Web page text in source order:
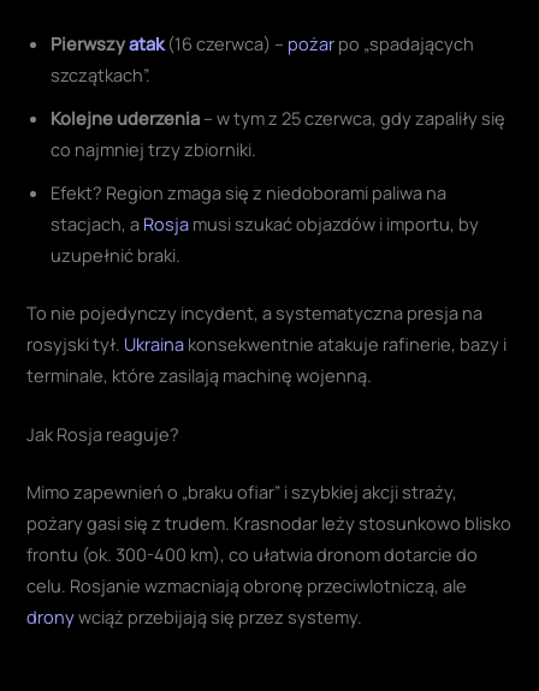
Pierwszyatak(16 czerwca) – pożar po „spadających
szczątkach”.
Kolejne uderzenia – w tym z 25 czerwca, gdy zapaliły się
co najmniej trzy zbiorniki.
Efekt? Region zmaga się z niedoborami paliwa na
stacjach, a Rosja musi szukać objazdów i importu, by
uzupełnić braki.
To nie pojedynczy incydent, a systematyczna presja na
rosyjski tył. Ukraina konsekwentnie atakuje rafinerie, bazy i
terminale, które zasilają machinę wojenną.
Jak Rosja reaguje?
Mimo zapewnień o „braku ofiar” i szybkiej akcji straży,
pożary gasi się z trudem. Krasnodar leży stosunkowo blisko
frontu (ok. 300-400 km), co ułatwia dronom dotarcie do
celu. Rosjanie wzmacniają obronę przeciwlotniczą, ale
dronywciąż przebijają się przez systemy.